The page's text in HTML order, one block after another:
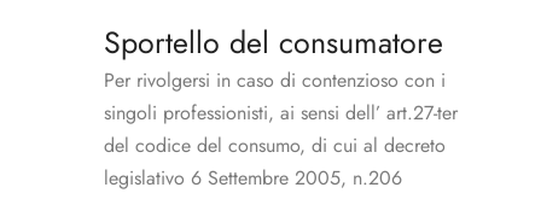
Sportello del consumatore
Per rivolgersi in caso di contenzioso con i
singoli professionisti, ai sensi dell’ art.27-ter
del codice del consumo, di cui al decreto
legislativo 6 Settembre 2005, n.206